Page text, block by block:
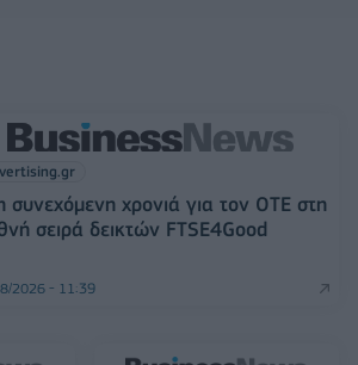
συνεχόμενη χρονιά για τον ΟΤΕ στη
σειρά δεικτών FTSE4Good
2026 - 11:39